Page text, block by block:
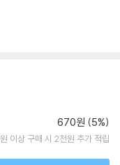
670원 (5%)
이상 구매 시 2천원 추가 적립